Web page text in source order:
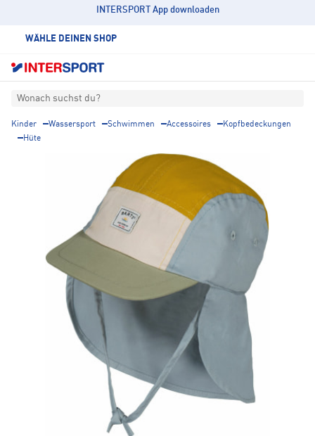
INTERSPORT App downloaden
WÄHLE DEINEN SHOP
Wonach suchst du?
Kinder Wassersport Schwimmen Accessoires
Kopfbedeckungen
Hüte